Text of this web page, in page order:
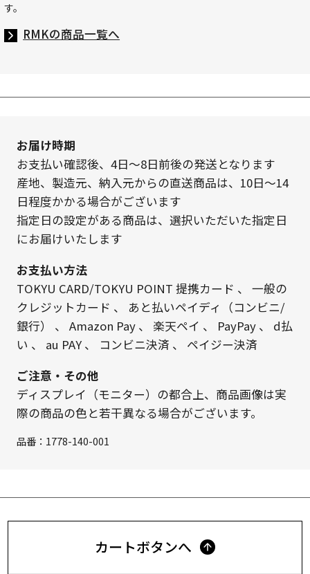
す。
RMKの商品一覧へ
お届け時期
お支払い確認後、4日～8日前後の発送となります
産地、製造元、納入元からの直送商品は、10日～14
日程度かかる場合がございます
指定日の設定がある商品は、選択いただいた指定日
にお届けいたします
お支払い方法
TOKYU CARD/TOKYU POINT 提携カード 、 一般の
クレジットカード 、 あと払いペイディ（コンビニ/
銀行）
、 Amazon Pay、 楽天ペイ 、 PayPay、 d払
い 、 au PAY、 コンビニ決済 、 ペイジー決済
ご注意・その他
ディスプレイ（モニター）の都合上、商品画像は実
際の商品の色と若干異なる場合がございます。
品番： 1778-140-001
カートボタンへ